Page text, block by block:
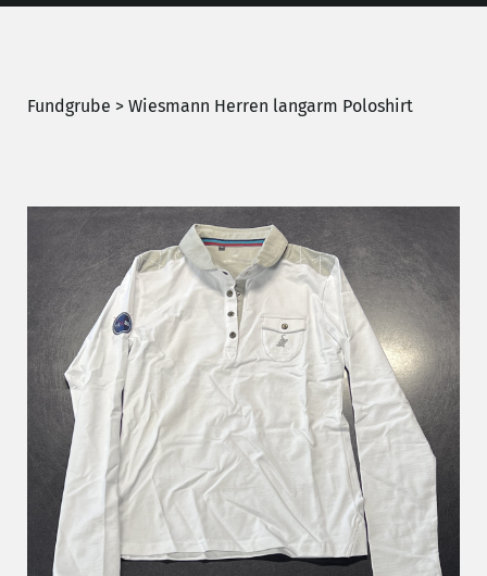
Fundgrube > Wiesmann Herren langarm Poloshirt